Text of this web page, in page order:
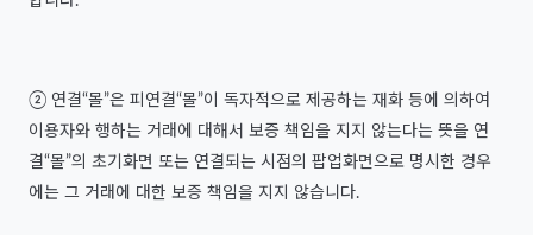
② 연결“몰”은 피연결“몰”이 독자적으로 제공하는 재화 등에 의하여
이용자와 행하는 거래에 대해서 보증 책임을 지지 않는다는 뜻을 연
결“몰”의 초기화면 또는 연결되는 시점의 팝업화면으로 명시한 경우
에는 그 거래에 대한 보증 책임을 지지 않습니다.